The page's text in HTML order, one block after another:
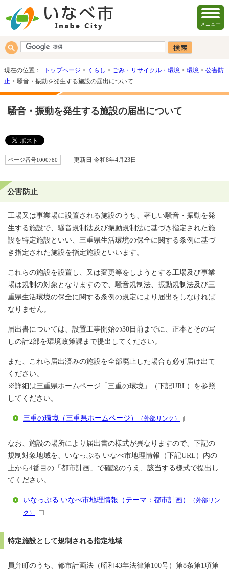
メニュー
現在の位置： トップページ > くらし > ごみ・リサイクル・環境 > 環境 > 公害防
止 > 騒音・振動を発生する施設の届出について
騒音・振動を発生する施設の届出について
ページ番号1000780 更新日 令和8年4月23日
公害防止
工場又は事業場に設置される施設のうち、著しい騒音・振動を発
生する施設で、騒音規制法及び振動規制法に基づき指定された施
設を特定施設といい、三重県生活環境の保全に関する条例に基づ
き指定された施設を指定施設といいます。
これらの施設を設置し、又は変更等をしようとする工場及び事業
場は規制の対象となりますので、騒音規制法、振動規制法及び三
重県生活環境の保全に関する条例の規定により届出をしなければ
なりません。
届出書については、設置工事開始の30日前までに、正本とその写
しの計2部を環境政策課まで提出してください。
また、これら届出済みの施設を全部廃止した場合も必ず届け出て
ください。
※詳細は三重県ホームページ「三重の環境」（下記URL）を参照
してください。
三重の環境（三重県ホームページ） （外部リンク）
なお、施設の場所により届出書の様式が異なりますので、下記の
規制対象地域を、いなっぷる いなべ市地理情報（下記URL）内の
上から4番目の「都市計画」で確認のうえ、該当する様式で提出し
てください。
いなっぷる いなべ市地理情報（テーマ：都市計画）
（外部リン
ク）
特定施設として規制される指定地域
員弁町のうち、都市計画法（昭和43年法律第100号）第8条第1項第